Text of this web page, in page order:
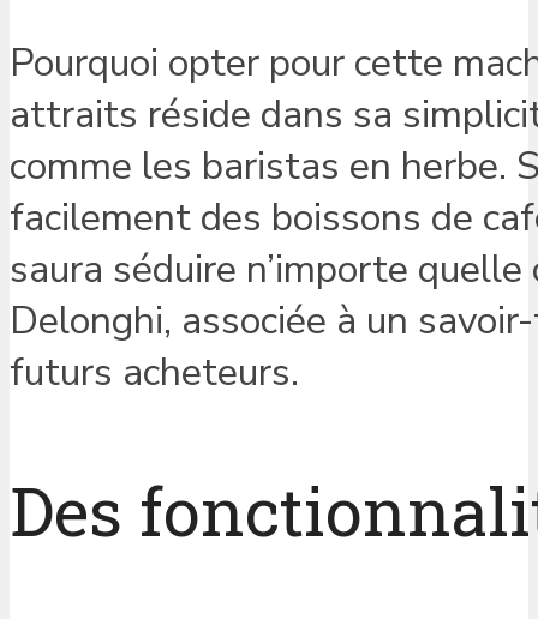
Pourquoi opter pour cette
attraits réside dans sa
comme les baristas en herbe.
facilement des boissons de
saura séduire n’importe
Delonghi, associée à un
futurs acheteurs.
Des